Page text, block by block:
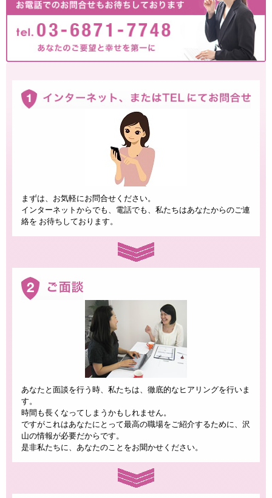
まずは、お気軽にお問合せください。
インターネットからでも、電話でも、私たちはあなたからのご連
絡を お待ちしております。
あなたと面談を行う時、私たちは、徹底的なヒアリングを行いま
す。
時間も長くなってしまうかもしれません。
ですがこれはあなたにとって最高の職場をご紹介するために、沢
山の情報が必要だからです。
是非私たちに、あなたのことをお聞かせください。